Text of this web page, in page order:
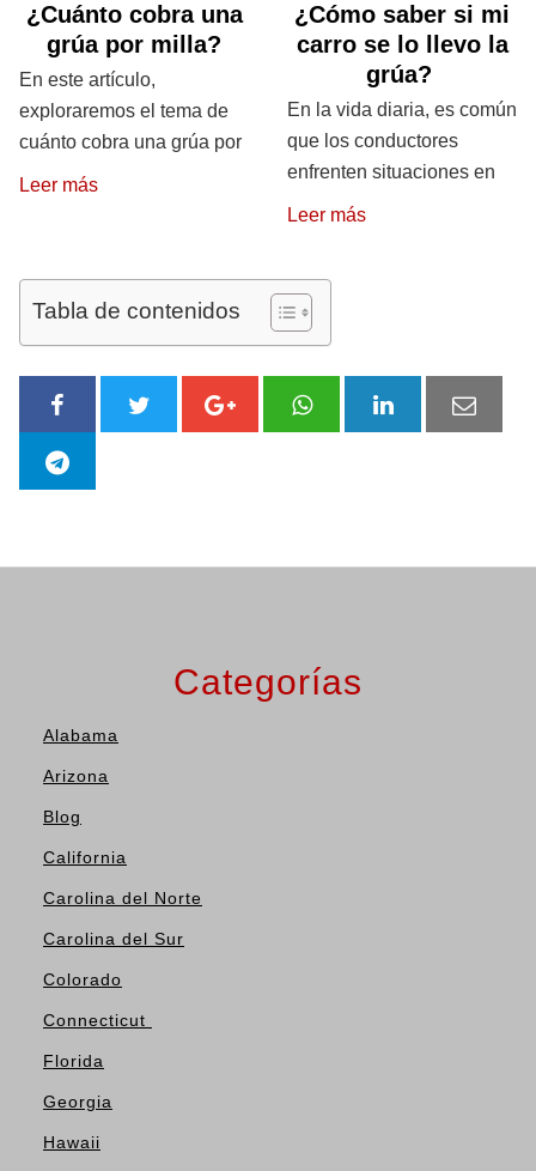
¿Cuánto cobra una
grúa por milla?
En este artículo,
exploraremos el tema de
cuánto cobra una grúa por
Leer más
¿Cómo saber si mi
carro se lo llevo la
grúa?
En la vida diaria, es común
que los conductores
enfrenten situaciones en
Leer más
Tabla de contenidos
Categorías
Alabama
Arizona
Blog
California
Carolina del Norte
Carolina del Sur
Colorado
Connecticut
Florida
Georgia
Hawaii